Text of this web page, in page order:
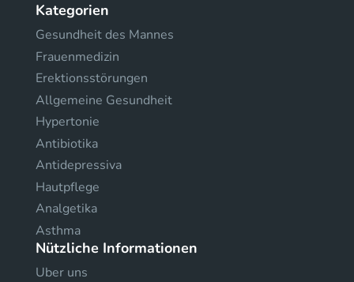
Kategorien
Gesundheit des Mannes
Frauenmedizin
Erektionsstörungen
Allgemeine Gesundheit
Hypertonie
Antibiotika
Antidepressiva
Hautpflege
Analgetika
Asthma
Nützliche Informationen
Uber uns